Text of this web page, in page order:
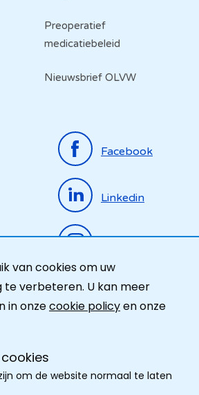
van cookies om uw
te verbeteren. U kan meer
in onzecookie policyen onze
om de website normaal te laten
Preoperatief
medicatiebeleid
Nieuwsbrief OLVW
Facebook
Linkedin
Instagram